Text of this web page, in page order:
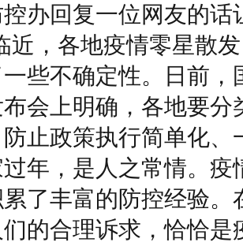
办回复一位网友的话
近，各地疫情零星散
些不确定性。日前，
会上明确，各地要分
止政策执行简单化、
年，是人之常情。疫
了丰富的防控经验。
的合理诉求，恰恰是